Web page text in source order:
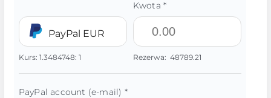
PayPal EUR
Kurs: 1.3484748: 1
Kwota *
Rezerwa: 48789.21
PayPal account (e-mail) *